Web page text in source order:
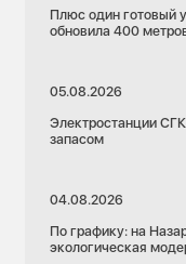
Плюс один готовый
обновила 400
05.08.2026
Электростанции
запасом
04.08.2026
По графику: на
экологическая